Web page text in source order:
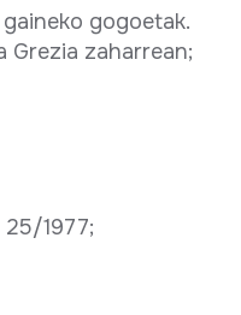
gogoetak.
Grezia zaharrean;
25/1977;